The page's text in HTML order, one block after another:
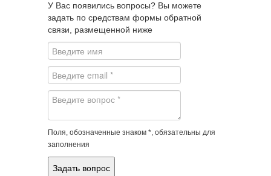
У Вас появились вопросы? Вы можете
задать по средствам формы обратной
связи, размещенной ниже
Поля, обозначенные знаком *, обязательны для
заполнения